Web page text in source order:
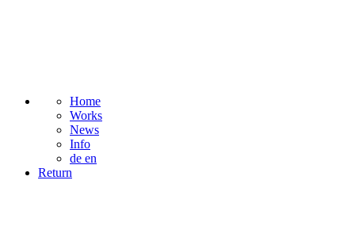
Home
Works
News
Info
de en
Return